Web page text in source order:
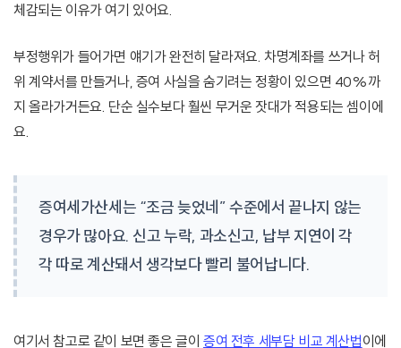
체감되는 이유가 여기 있어요.
부정행위가 들어가면 얘기가 완전히 달라져요. 차명계좌를 쓰거나 허
위 계약서를 만들거나, 증여 사실을 숨기려는 정황이 있으면 40%까
지 올라가거든요. 단순 실수보다 훨씬 무거운 잣대가 적용되는 셈이에
요.
증여세가산세는 “조금 늦었네” 수준에서 끝나지 않는
경우가 많아요. 신고 누락, 과소신고, 납부 지연이 각
각 따로 계산돼서 생각보다 빨리 불어납니다.
여기서 참고로 같이 보면 좋은 글이증여 전후 세부담 비교 계산법이에